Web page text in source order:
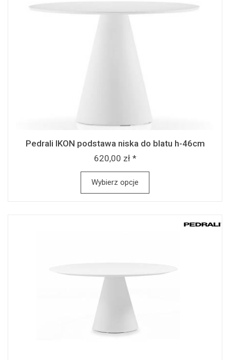
Pedrali IKON podstawa niska do blatu h-46cm
620,00 zł *
Wybierz opcje